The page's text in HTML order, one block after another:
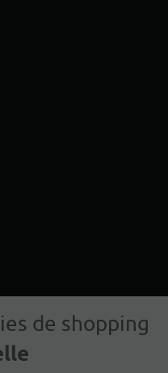
de shopping